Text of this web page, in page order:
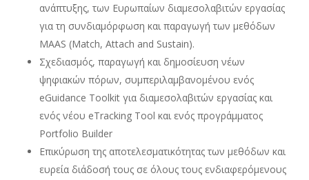
ανάπτυξης, των Ευρωπαίων διαμεσολαβιτών εργασίας
για τη συνδιαμόρφωση και παραγωγή των μεθόδων
MAAS (Match, Attach and Sustain).
Σχεδιασμός, παραγωγή και δημοσίευση νέων
ψηφιακών πόρων, συμπεριλαμβανομένου ενός
eGuidance Toolkit για διαμεσολαβιτών εργασίας και
ενός νέου eTracking Tool και ενός προγράμματος
Portfolio Builder
Επικύρωση της αποτελεσματικότητας των μεθόδων και
ευρεία διάδοσή τους σε όλους τους ενδιαφερόμενους